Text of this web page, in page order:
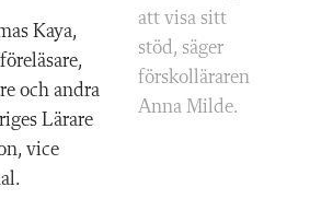
att visa sitt
stöd, säger
förskolläraren
Anna Milde.
Kaya,
och andra
Lärare
vice